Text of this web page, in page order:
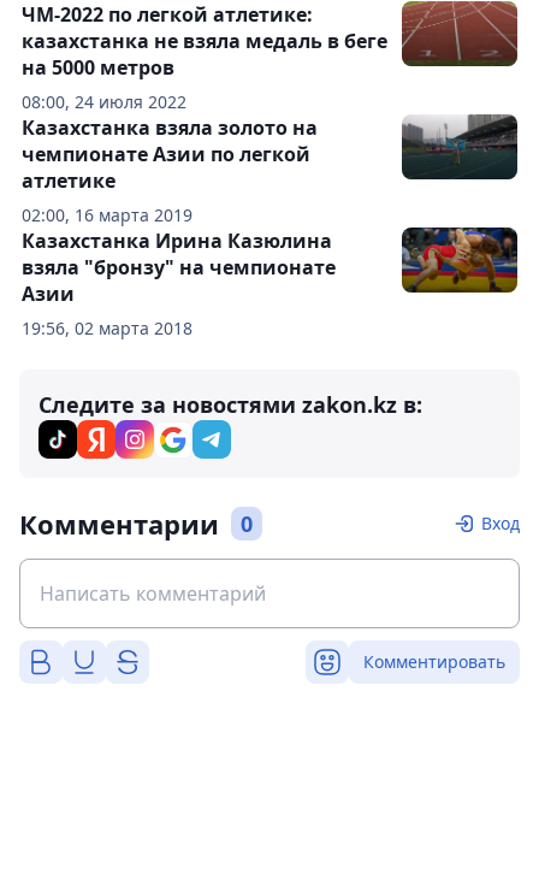
08:00, 24 июля 2022
ЧМ-2022 по легкой атлетике:
казахстанка не взяла медаль в беге
на 5000 метров
02:00, 16 марта 2019
Казахстанка взяла золото на
чемпионате Азии по легкой
атлетике
19:56, 02 марта 2018
Казахстанка Ирина Казюлина
взяла "бронзу" на чемпионате
Азии
Следите за новостями zakon.kz в:
Комментарии 0 Вход
Комментировать